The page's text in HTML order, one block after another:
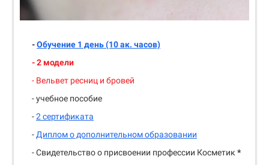
-Обучение 1 день (10 ак. часов)
- 2 модели
- Вельвет ресниц и бровей
- учебное пособие
-2 сертификата
-Диплом о дополнительном образовании
- Свидетельство о присвоении профессии Косметик*